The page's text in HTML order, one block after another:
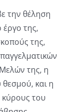
την θέληση
έργο της,
της,
της, η
και η
κύρους του